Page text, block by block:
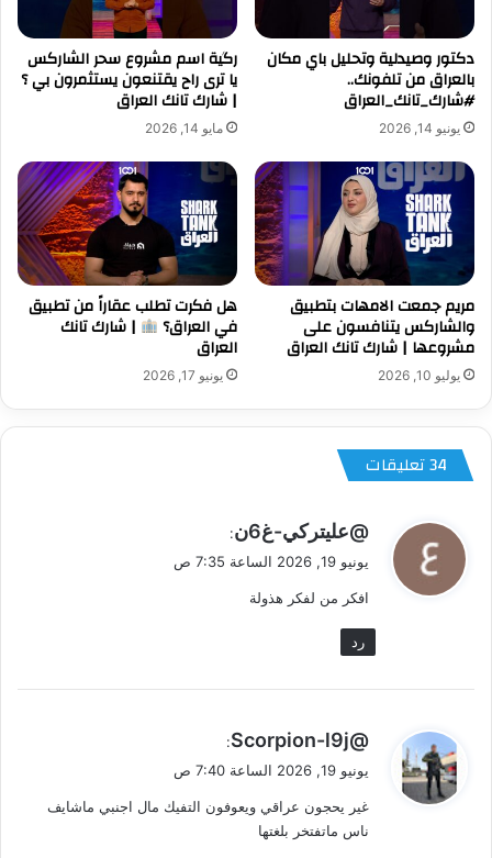
دكتور وصيدلية وتحليل باي مكان
بالعراق من تلفونك..
#شارك_تانك_العراق
يونيو 14, 2026
رگية اسم مشروع سحر الشاركس
يا ترى راح يقتنعون يستثمرون بي ؟
| شارك تانك العراق
مايو 14, 2026
مريم جمعت الامهات بتطبيق
والشاركس يتنافسون على
مشروعها | شارك تانك العراق
يوليو 10, 2026
هل فكرت تطلب عقاراً من تطبيق
في العراق؟ | شارك تانك
العراق
يونيو 17, 2026
‫34 تعليقات
ي
ل
@عليتركي-غ6ن
:
يونيو 19, 2026 الساعة 7:35 ص
افكر من لفكر هذولة
رد
ي
ل
@Scorpion-l9j
:
يونيو 19, 2026 الساعة 7:40 ص
غير يحجون عراقي ويعوفون التفيك مال اجنبي ماشايف
ناس ماتفتخر بلغتها